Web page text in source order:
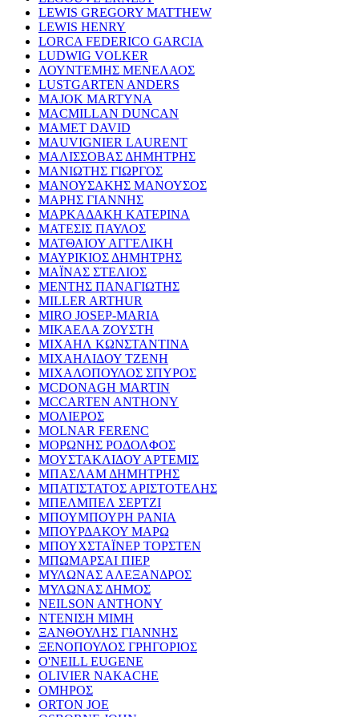
LEWIS GREGORY MATTHEW
LEWIS HENRY
LORCA FEDERICO GARCIA
LUDWIG VOLKER
ΛΟΥΝΤΕΜΗΣ ΜΕΝΕΛΑΟΣ
LUSTGARTEN ANDERS
MAJOK MARTYNA
MACMILLAN DUNCAN
MAMET DAVID
MAUVIGNIER LAURENT
ΜΑΛΙΣΣΟΒΑΣ ΔΗΜΗΤΡΗΣ
ΜΑΝΙΩΤΗΣ ΓΙΩΡΓΟΣ
ΜΑΝΟΥΣΑΚΗΣ ΜΑΝΟΥΣΟΣ
ΜΑΡΗΣ ΓΙΑΝΝΗΣ
ΜΑΡΚΑΔΑΚΗ ΚΑΤΕΡΙΝΑ
ΜΑΤΕΣΙΣ ΠΑΥΛΟΣ
ΜΑΤΘΑΙΟΥ ΑΓΓΕΛΙΚΗ
ΜΑΥΡΙΚΙΟΣ ΔΗΜΗΤΡΗΣ
ΜΑΪΝΑΣ ΣΤΕΛΙΟΣ
ΜΕΝΤΗΣ ΠΑΝΑΓΙΩΤΗΣ
MILLER ARTHUR
MIRO JOSEP-MARIA
ΜΙΚΑΕΛΑ ΖΟΥΣΤΗ
ΜΙΧΑΗΛ ΚΩΝΣΤΑΝΤΙΝΑ
ΜΙΧΑΗΛΙΔΟΥ ΤΖΕΝΗ
ΜΙΧΑΛΟΠΟΥΛΟΣ ΣΠΥΡΟΣ
MCDONAGH MARTIN
MCCARTEN ANTHONY
ΜΟΛΙΕΡΟΣ
MOLNAR FERENC
ΜΟΡΩΝΗΣ ΡΟΔΟΛΦΟΣ
ΜΟΥΣΤΑΚΛΙΔΟΥ ΑΡΤΕΜΙΣ
ΜΠΑΣΛΑΜ ΔΗΜΗΤΡΗΣ
ΜΠΑΤΙΣΤΑΤΟΣ ΑΡΙΣΤΟΤΕΛΗΣ
ΜΠΕΛΜΠΕΛ ΣΕΡΤΖΙ
ΜΠΟΥΜΠΟΥΡΗ ΡΑΝΙΑ
ΜΠΟΥΡΔΑΚΟΥ ΜΑΡΩ
ΜΠΟΥΧΣΤΑΪΝΕΡ ΤΟΡΣΤΕΝ
ΜΠΩΜΑΡΣΑΙ ΠΙΕΡ
ΜΥΛΩΝΑΣ ΑΛΕΞΑΝΔΡΟΣ
ΜΥΛΩΝΑΣ ΔΗΜΟΣ
NEILSON ANTHONY
ΝΤΕΝΙΣΗ ΜΙΜΗ
ΞΑΝΘΟΥΛΗΣ ΓΙΑΝΝΗΣ
ΞΕΝΟΠΟΥΛΟΣ ΓΡΗΓΟΡΙΟΣ
O'NEILL EUGENE
OLIVIER NAKACHE
ΟΜΗΡΟΣ
ORTON JOE